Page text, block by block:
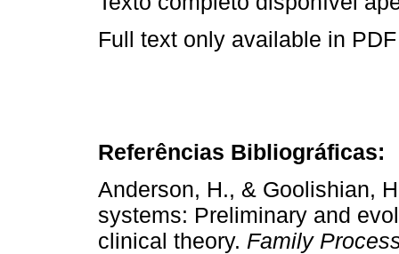
Full text only available in
Referências Bibliográficas:
Anderson, H., & Goolishian,
systems: Preliminary and
clinical theory. Family